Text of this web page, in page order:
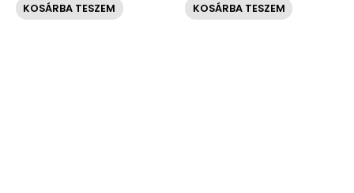
KOSÁRBA TESZEM KOSÁRBA TESZEM